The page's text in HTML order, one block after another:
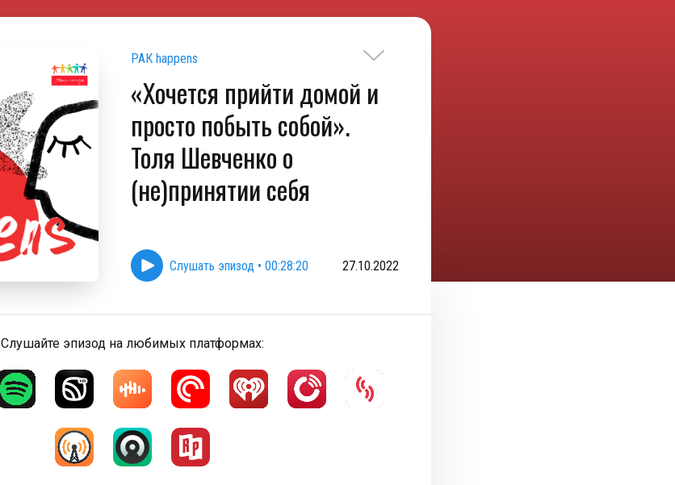
РАК happens
«Хочется прийти домой и
просто побыть собой».
Толя Шевченко о
(не)принятии себя
Слушать эпизод • 00:28:20 27.10.2022
Слушайте эпизод на любимых платформах: